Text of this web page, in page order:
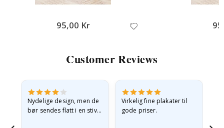
95,00 Kr
Customer Reviews
Nydelige design, men de
bør sendes flatt i en stiv
Virkelig fine plakater til
gode priser.